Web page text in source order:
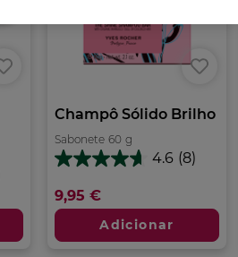
Champôs Líquidos 300ml
= 1 Árvore Plantada pela
g
Champô Sólido Brilho
Sabonete 60 g
4.6 (8)
4.6
5
estrelas.
análises
9,95 €
Adicionar